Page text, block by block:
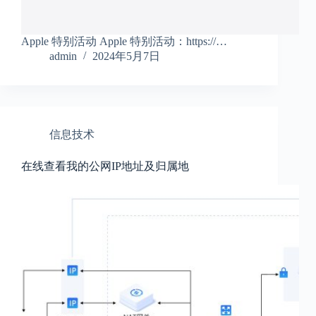
Apple 特别活动 Apple 特别活动：https://…
admin
2024年5月7日
信息技术
在线查看我的公网IP地址及归属地